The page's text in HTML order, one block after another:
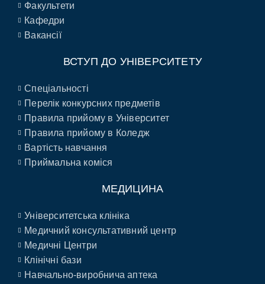
Факультети
Кафедри
Вакансії
ВСТУП ДО УНІВЕРСИТЕТУ
Спеціальності
Перелік конкурсних предметів
Правила прийому в Університет
Правила прийому в Коледж
Вартість навчання
Приймальна коміся
МЕДИЦИНА
Університетська клініка
Медичний консультативний центр
Медичні Центри
Клінічні бази
Навчально-виробнича аптека